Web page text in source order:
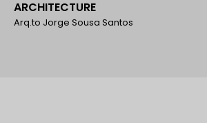
ARCHITECTURE
Arq.to Jorge Sousa Santos